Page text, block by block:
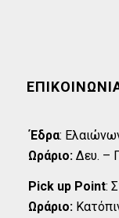
Έδρα:
Ωράριο: Δευ. –
Pick up Point:
Ωράριο: